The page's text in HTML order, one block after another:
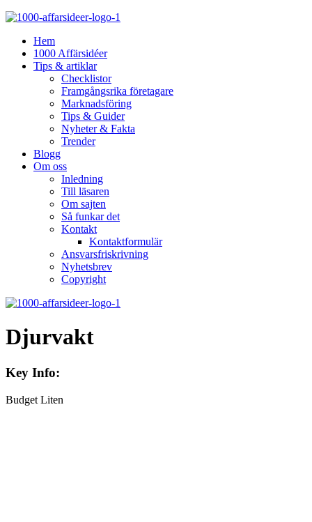
Hem
1000 Affärsidéer
Tips & artiklar
Checklistor
Framgångsrika företagare
Marknadsföring
Tips & Guider
Nyheter & Fakta
Trender
Blogg
Om oss
Inledning
Till läsaren
Om sajten
Så funkar det
Kontakt
Kontaktformulär
Ansvarsfriskrivning
Nyhetsbrev
Copyright
Djurvakt
Key Info:
Budget Liten